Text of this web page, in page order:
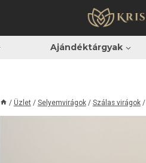
Ajándéktárgyak
/ Üzlet / Selyemvirágok / Szálas virágok /